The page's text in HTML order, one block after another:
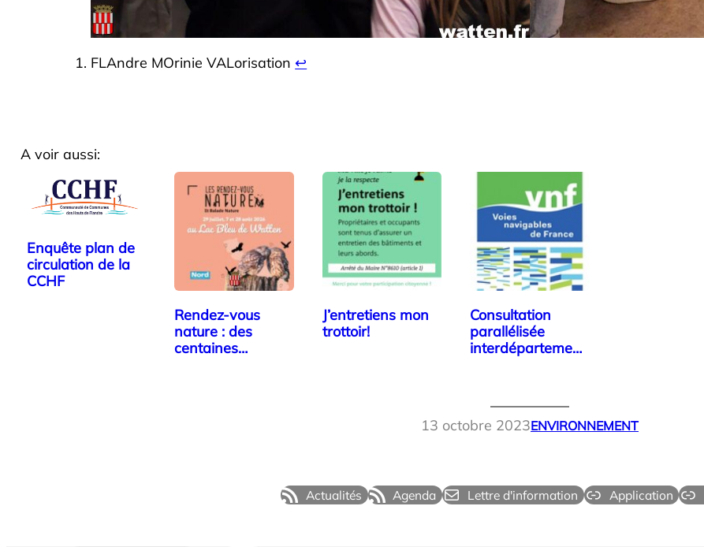
FLAndre MOrinie VALorisation↩︎
A voir aussi:
Enquête plan de
circulation de la
CCHF
Rendez-vous
nature : des
centaines
J’entretiens mon
trottoir!
Consultation
parallélisée
interdépartement
13 octobre 2023ENVIRONNEMENT
Actualités Agenda Lettre d'information Application